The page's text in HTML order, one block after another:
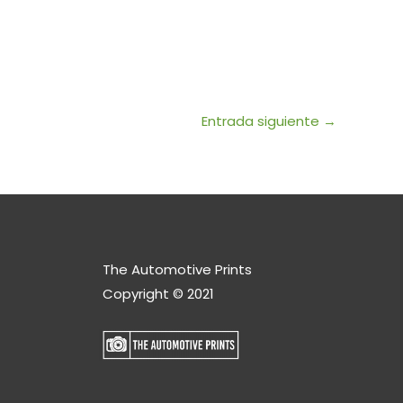
Entrada siguiente →
The Automotive Prints
Copyright © 2021